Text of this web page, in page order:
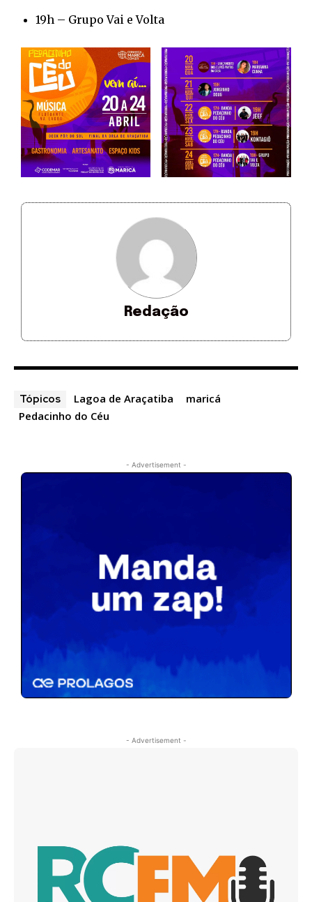
19h – Grupo Vai e Volta
Redação
Tópicos Lagoa de Araçatiba
maricá
Pedacinho do Céu
- Advertisement -
- Advertisement -